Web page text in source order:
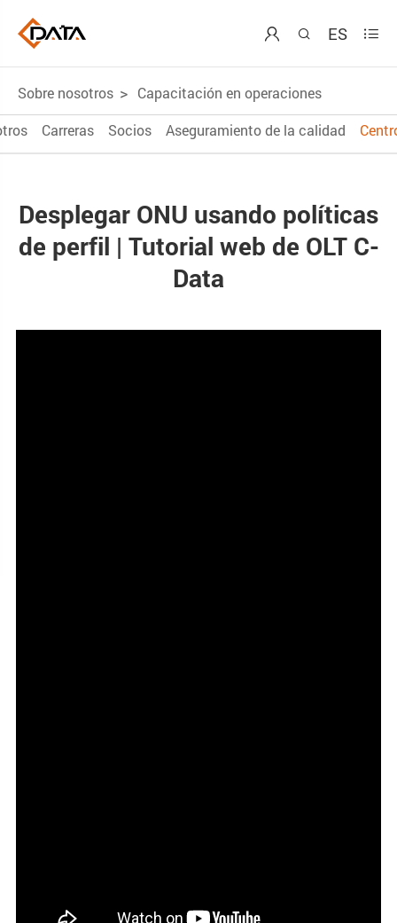
  ES 
Sobre nosotros
Capacitación en operaciones
Carreras Socios Aseguramiento de la calidad
Desplegar ONU usando políticas
de perfil | Tutorial web de OLT C-
Data